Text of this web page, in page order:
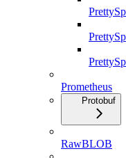
Prometheus
Protobuf
RawBLOB